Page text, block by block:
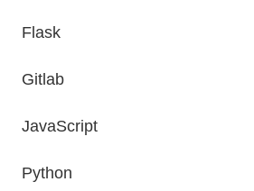
Flask
Gitlab
JavaScript
Python